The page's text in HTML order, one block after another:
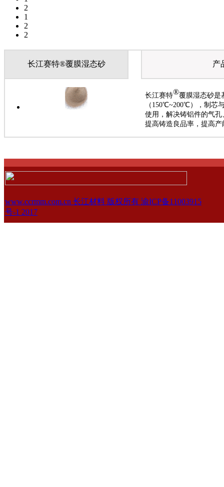
2
1
2
2
长江赛特®覆膜湿态砂 产
长江赛特®覆膜湿态砂是
（150℃~200℃），制芯
使用，解决铸铝件的气
提高铸造良品率，提高
www.ccrmm.com.cn 长江材料 版权所有 渝ICP备11003915
号-1 2017